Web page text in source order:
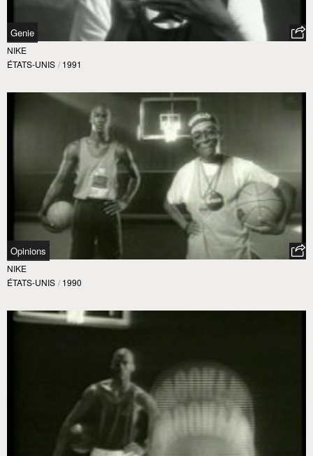
Genie
NIKE
ÉTATS-UNIS / 1991
Opinions
NIKE
ÉTATS-UNIS / 1990